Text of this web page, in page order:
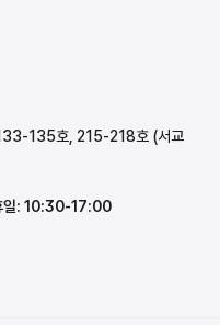
135호, 215-218호 (서교
일: 10:30-17:00